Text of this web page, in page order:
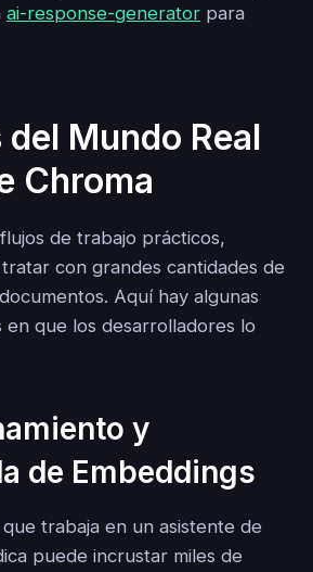
ai-response-generator para
del Mundo Real
Chroma
de trabajo prácticos,
con grandes cantidades de
Aquí hay algunas
que los desarrolladores lo
y
de Embeddings
trabaja en un asistente de
puede incrustar miles de